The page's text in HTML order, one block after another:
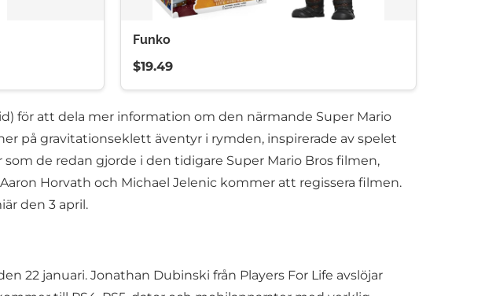
Funko
$19.49
för att dela mer information om den närmande Super Mario
på gravitationseklett äventyr i rymden, inspirerade av spelet
som de redan gjorde i den tidigare Super Mario Bros filmen,
Horvath och Michael Jelenic kommer att regissera filmen.
den 3 april.
22 januari. Jonathan Dubinski från Players For Life avslöjar